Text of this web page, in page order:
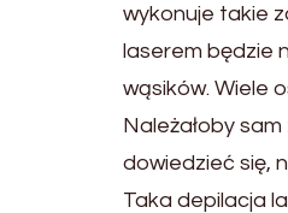
wykonuje takie
laserem będzie
wąsików. Wiele
Należałoby
dowiedzieć się,
Taka depilacja